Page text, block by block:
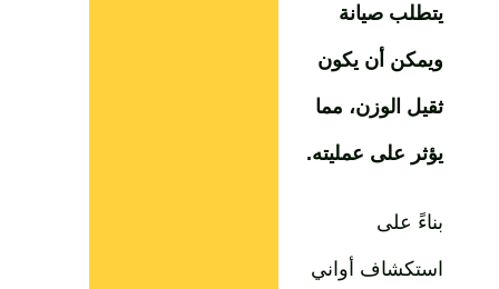
يتطلب صيانة
ويمكن أن يكون
ثقيل الوزن، مما
يؤثر على عمليته.
بناءً على
استكشاف أواني